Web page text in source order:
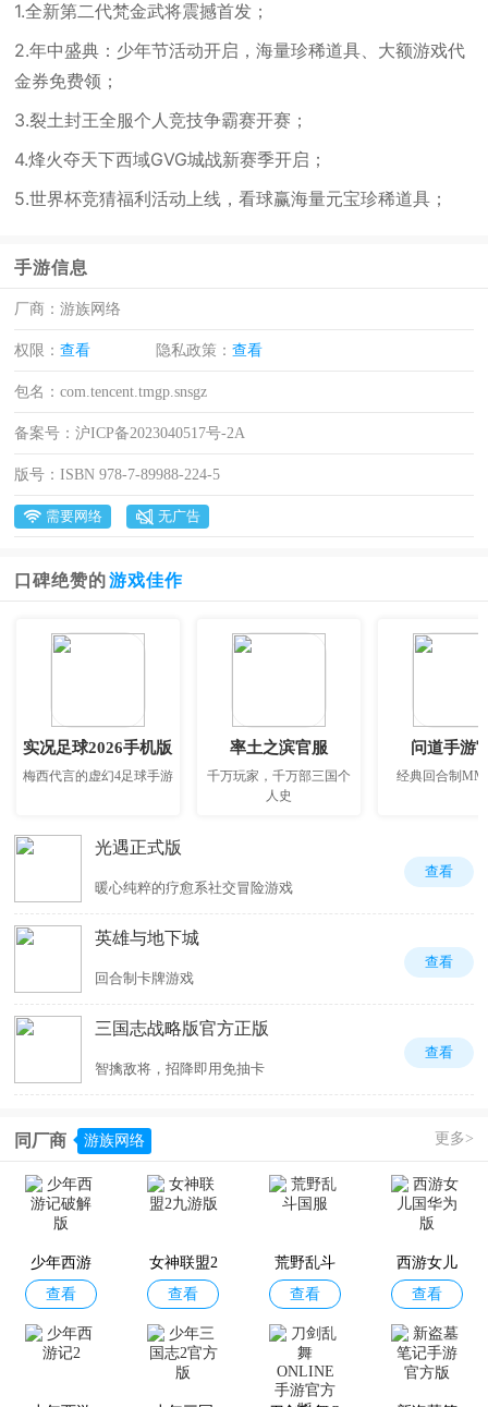
1.全新第二代梵金武将震撼首发；
2.年中盛典：少年节活动开启，海量珍稀道具、大额游戏代
金券免费领；
3.裂土封王全服个人竞技争霸赛开赛；
4.烽火夺天下西域GVG城战新赛季开启；
5.世界杯竞猜福利活动上线，看球赢海量元宝珍稀道具；
手游信息
厂商：游族网络
权限：查看 隐私政策：查看
包名：com.tencent.tmgp.snsgz
备案号：沪ICP备2023040517号-2A
版号：ISBN 978-7-89988-224-5
需要网络 无广告
口碑绝赞的 游戏佳作
实况足球2026手机版
梅西代言的虚幻4足球手游
率土之滨官服
千万玩家，千万部三国个
人史
问道手游
经典回合制
光遇正式版
暖心纯粹的疗愈系社交冒险游戏
查看
英雄与地下城
回合制卡牌游戏
查看
三国志战略版官方正版
智擒敌将，招降即用免抽卡
查看
同厂商 游族网络 更多>
少年西游
记破解版
查看
女神联盟2
九游版
查看
荒野乱斗
国服
查看
西游女儿
国华为版
查看